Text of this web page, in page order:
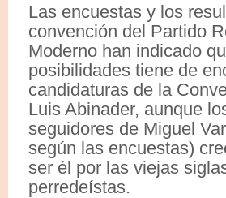
Las encuestas y los
convención del Partido
Moderno han indicado
posibilidades tiene de
candidaturas de la
Luis Abinader, aunque
seguidores de Miguel
según las encuestas)
ser él por las viejas
perredeístas.